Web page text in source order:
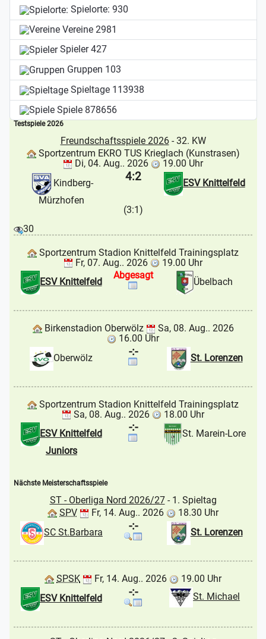
Spielorte: 930
Vereine 2981
Spieler427
Gruppen 103
Spieltage 113938
Spiele 878656
Testspiele 2026
Freundschaftsspiele 2026- 32. KW
Sportzentrum EKRO TUS Krieglach (Kunstrasen)
Di, 04. Aug.. 2026
19.00 Uhr
Kindberg-
Mürzhofen
ESV Knittelfeld
4:2
(3:1)
30
Sportzentrum Stadion Knittelfeld Trainingsplatz
Fr, 07. Aug.. 2026
19.00 Uhr
ESV Knittelfeld
Übelbach
Abgesagt
Birkenstadion Oberwölz
Sa, 08. Aug.. 2026
16.00 Uhr
Oberwölz
St. Lorenzen
-:-
Sportzentrum Stadion Knittelfeld Trainingsplatz
Sa, 08. Aug.. 2026
18.00 Uhr
ESV Knittelfeld
Juniors
St. Marein-Lore
-:-
Nächste Meisterschaftsspiele
ST - Oberliga Nord 2026/27- 1. Spieltag
SPV
Fr, 14. Aug.. 2026
18.30 Uhr
SC St.Barbara
St. Lorenzen
-:-
SPSK Fr, 14. Aug.. 2026
19.00 Uhr
ESV Knittelfeld
St. Michael
-:-